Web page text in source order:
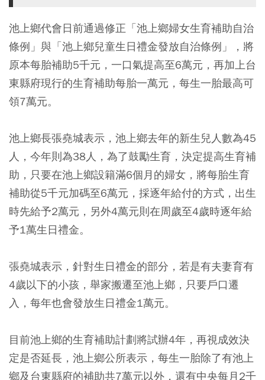
池上鄉代會日前通過修正「池上鄉婦女生育補助自治
條例」與「池上鄉兒童生日禮金發放自治條例」，將
原本每胎補助5千元，一口氣提高至6萬元，再加上台
東縣府現行的生育補助每胎一萬元，每生一胎最高可
領7萬元。
池上鄉長張堯城表示，池上鄉去年的新生兒人數為45
人，今年則為38人，為了鼓勵生育，決定提高生育補
助，只要在池上鄉設籍滿6個月的婦女，將每胎生育
補助從5千元加碼至6萬元，採逐年給付的方式，出生
時先給予2萬元，另外4萬元則在周歲至4歲時逐年給
予1萬生日禮金。
張堯城表示，針對生日禮金的部分，若是有夫妻育有
4歲以下的小孩，舉家搬遷至池上鄉，只要戶口遷
入，每年也會發放生日禮金1萬元。
目前池上鄉的生育補助計劃將試辦4年，再視成效決
定是否延長，池上鄉公所表示，每生一胎除了有池上
鄉及台東縣府的補助共7萬元以外，還有中央每月2千